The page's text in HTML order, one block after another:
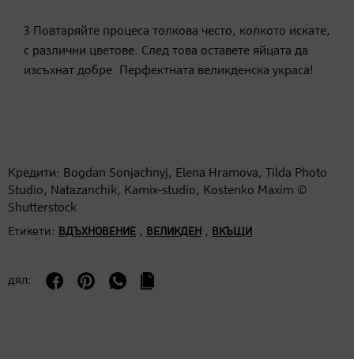
3 Повтаряйте процеса толкова често, колкото искате,
с различни цветове. След това оставете яйцата да
изсъхнат добре. Перфектната великденска украса!
Кредити: Bogdan Sonjachnyj, Elena Hramova, Tilda Photo
Studio, Natazanchik, Kamix-studio, Kostenko Maxim ©
Shutterstock
Етикети: ВДЪХНОВЕНИЕ , ВЕЛИКДЕН , ВКЪЩИ
дял: